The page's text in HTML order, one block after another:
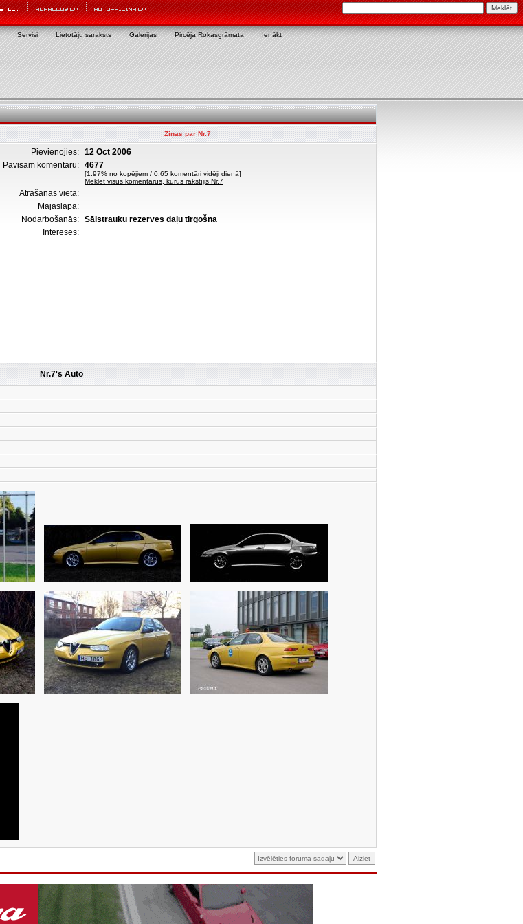
Servisi Lietotāju saraksts Galerijas Pircēja Rokasgrāmata Ienākt
Ziņas par Nr.7
Pievienojies: 12 Oct 2006
Pavisam komentāru: 4677
[1.97% no kopējiem / 0.65 komentāri vidēji dienā]
Meklēt visus komentārus, kurus rakstījis Nr.7
Atrašanās vieta:
Mājaslapa:
Nodarbošanās: Sālstrauku rezerves daļu tirgošna
Intereses:
Nr.7's Auto